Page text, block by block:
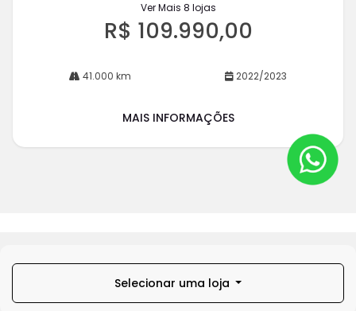
Ver Mais 8 lojas
R$ 109.990,00
41.000 km 2022/2023
MAIS INFORMAÇÕES
Selecionar uma loja